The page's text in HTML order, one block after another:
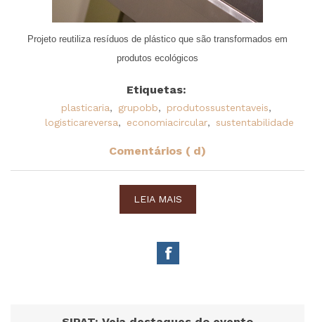
Projeto reutiliza resíduos de plástico que são transformados em
produtos ecológicos
Etiquetas:
plasticaria, grupobb, produtossustentaveis,
logisticareversa, economiacircular, sustentabilidade
Comentários ( d)
LEIA MAIS